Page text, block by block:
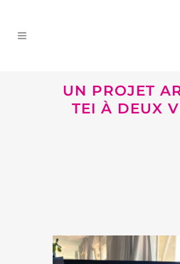
UN PROJET
TEI À DEUX